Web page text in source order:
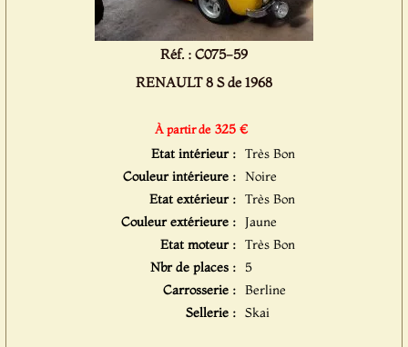
Réf. : C075-59
RENAULT 8 S de 1968
À partir de 325 €
Etat intérieur : Très Bon
Couleur intérieure : Noire
Etat extérieur : Très Bon
Couleur extérieure : Jaune
Etat moteur : Très Bon
Nbr de places : 5
Carrosserie : Berline
Sellerie : Skai